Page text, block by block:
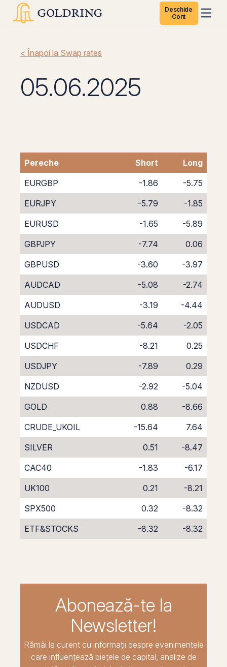
Deschide
Cont
< Înapoi la Swap rates
05.06.2025
Pereche Short
Long
EURGBP
-1.86
-5.75
EURJPY
-5.79
-1.85
EURUSD
-1.65
-5.89
GBPJPY
-7.74
0.06
GBPUSD
-3.60
-3.97
AUDCAD
-5.08
-2.74
AUDUSD
-3.19
-4.44
USDCAD
-5.64
-2.05
USDCHF
-8.21
0.25
USDJPY
-7.89
0.29
NZDUSD
-2.92
-5.04
GOLD
0.88
-8.66
CRUDE_UKOIL
-15.64
7.64
SILVER
0.51
-8.47
CAC40
-1.83
-6.17
UK100
0.21
-8.21
SPX500
0.32
-8.32
ETF&STOCKS
-8.32 -8.32
Abonează-te la
Newsletter!
Rămâi la curent cu informații despre evenimentele
care influențează piețele de capital, analize de